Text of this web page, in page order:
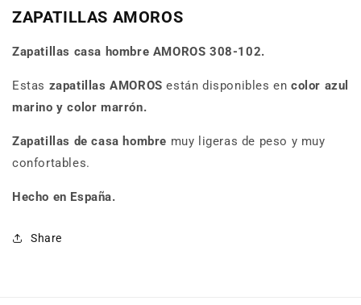
ZAPATILLAS AMOROS
Zapatillas casa hombre AMOROS 308-102.
Estas zapatillas AMOROS están disponibles encolor azul
marino y color marrón.
Zapatillas de casa hombre muy ligeras de peso y muy
confortables.
Hecho en España.
Share